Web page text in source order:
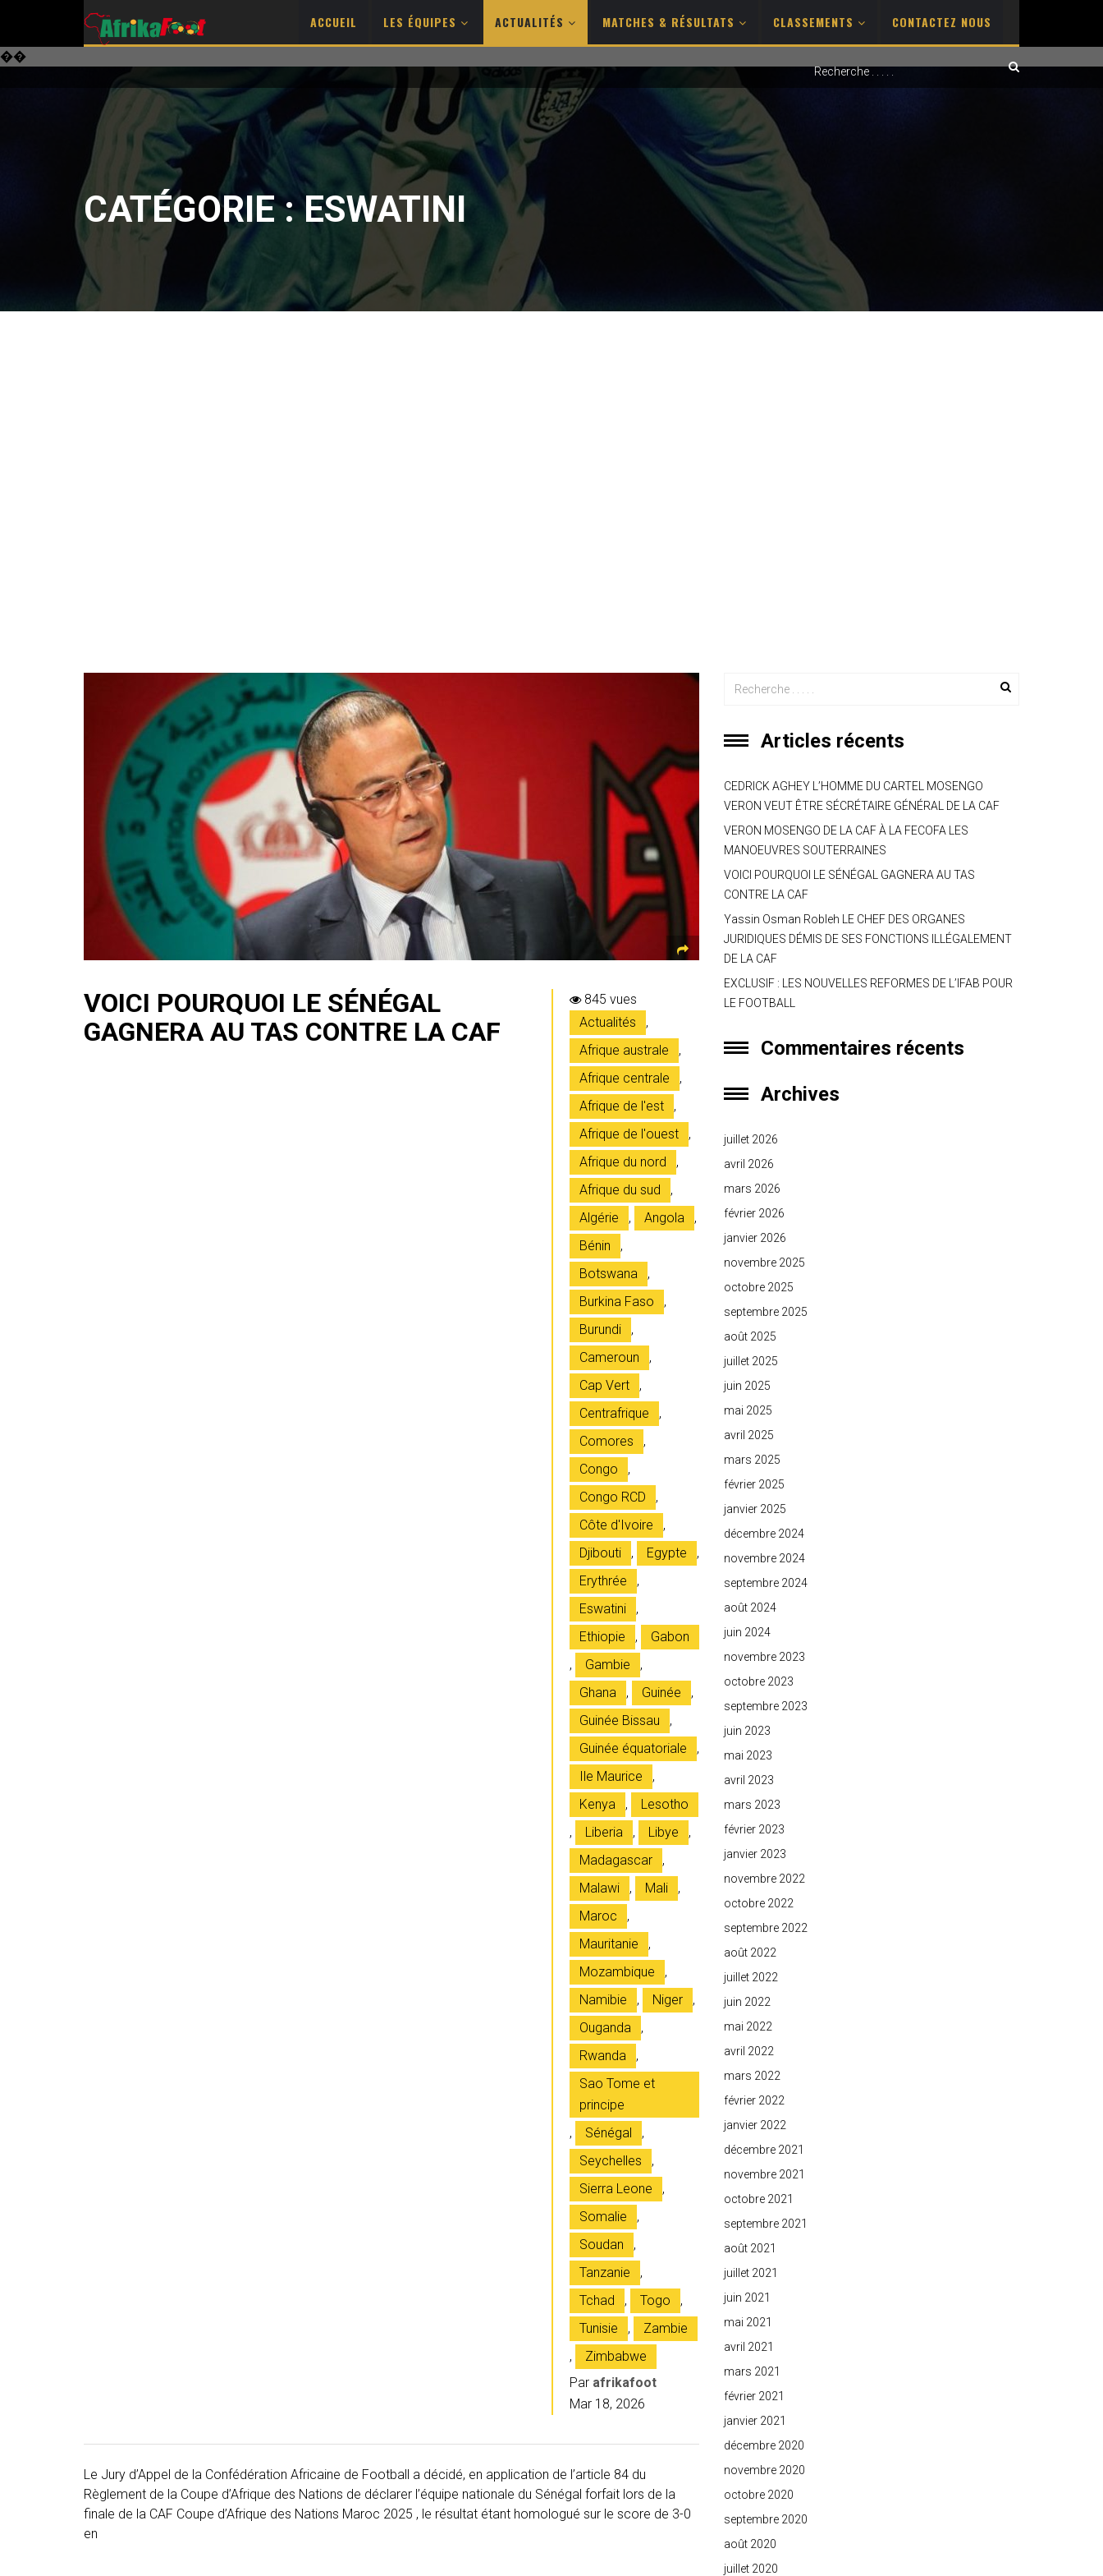
ACCUEIL LES ÉQUIPES ACTUALITÉS MATCHES & RÉSULTATS CLASSEMENTS CONTACTEZ NOUS
��
CATÉGORIE :ESWATINI
VOICI POURQUOI LE SÉNÉGAL
GAGNERA AU TAS CONTRE LA CAF
845 vues
Actualités
,
Afrique australe
,
Afrique centrale
,
Afrique de l'est
,
Afrique de l'ouest
,
Afrique du nord
,
Afrique du sud
,
Algérie
, Angola
,
Bénin
,
Botswana
,
Burkina Faso
,
Burundi
,
Cameroun
,
Cap Vert
,
Centrafrique
,
Comores
,
Congo
,
Congo RCD
,
Côte d'Ivoire
,
Djibouti
, Egypte
,
Erythrée
,
Eswatini
,
Ethiopie
,
Gabon
,
Gambie
,
Ghana
, Guinée
,
Guinée Bissau
,
Guinée équatoriale
,
Ile Maurice
,
Kenya
,
Lesotho
,
Liberia , Libye
,
Madagascar
,
Malawi
, Mali
,
Maroc
,
Mauritanie
,
Mozambique
,
Namibie
, Niger
,
Ouganda
,
Rwanda
,
Sao Tome et
principe
,
Sénégal
,
Seychelles
,
Sierra Leone
,
Somalie
,
Soudan
,
Tanzanie
,
Tchad
, Togo
,
Tunisie
,
Zambie
,
Zimbabwe
Par afrikafoot
Mar 18, 2026
Le Jury d’Appel de la Confédération Africaine de Football a décidé, en application de l’article 84 du
Règlement de la Coupe d’Afrique des Nations de déclarer l’équipe nationale du Sénégal forfait lors de la
finale de la CAF Coupe d’Afrique des Nations Maroc 2025 , le résultat étant homologué sur le score de 3-0
en
Articles récents
CEDRICK AGHEY L’HOMME DU CARTEL MOSENGO
VERON VEUT ÊTRE SÉCRÉTAIRE GÉNÉRAL DE LA CAF
VERON MOSENGO DE LA CAF À LA FECOFA LES
MANOEUVRES SOUTERRAINES
VOICI POURQUOI LE SÉNÉGAL GAGNERA AU TAS
CONTRE LA CAF
Yassin Osman Robleh LE CHEF DES ORGANES
JURIDIQUES DÉMIS DE SES FONCTIONS ILLÉGALEMENT
DE LA CAF
EXCLUSIF : LES NOUVELLES REFORMES DE L’IFAB POUR
LE FOOTBALL
Commentaires récents
Archives
juillet 2026
avril 2026
mars 2026
février 2026
janvier 2026
novembre 2025
octobre 2025
septembre 2025
août 2025
juillet 2025
juin 2025
mai 2025
avril 2025
mars 2025
février 2025
janvier 2025
décembre 2024
novembre 2024
septembre 2024
août 2024
juin 2024
novembre 2023
octobre 2023
septembre 2023
juin 2023
mai 2023
avril 2023
mars 2023
février 2023
janvier 2023
novembre 2022
octobre 2022
septembre 2022
août 2022
juillet 2022
juin 2022
mai 2022
avril 2022
mars 2022
février 2022
janvier 2022
décembre 2021
novembre 2021
octobre 2021
septembre 2021
août 2021
juillet 2021
juin 2021
mai 2021
avril 2021
mars 2021
février 2021
janvier 2021
décembre 2020
novembre 2020
octobre 2020
septembre 2020
août 2020
juillet 2020